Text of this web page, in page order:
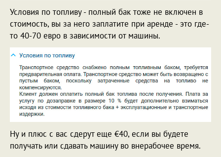
Условия по топливу - полный бак тоже не включен в
стоимость, вы за него заплатите при аренде - это где-
то 40-70 евро в зависимости от машины.
Ну и плюс с вас сдерут еще €40, если вы будете
получать или сдавать машину во внерабочее время.